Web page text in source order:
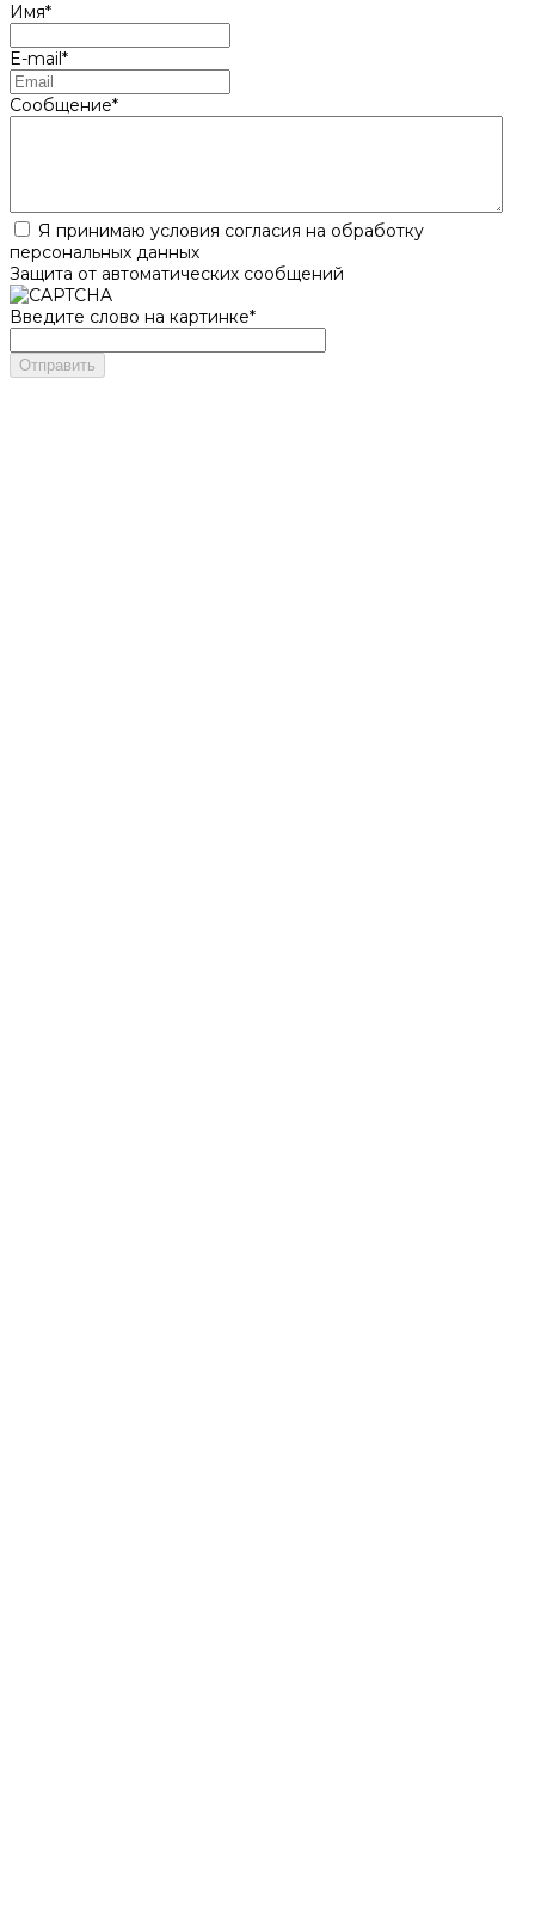
Имя*
E-mail*
Сообщение*
Я принимаю условия согласия на обработку
персональных данных
Защита от автоматических сообщений
Введите слово на картинке*